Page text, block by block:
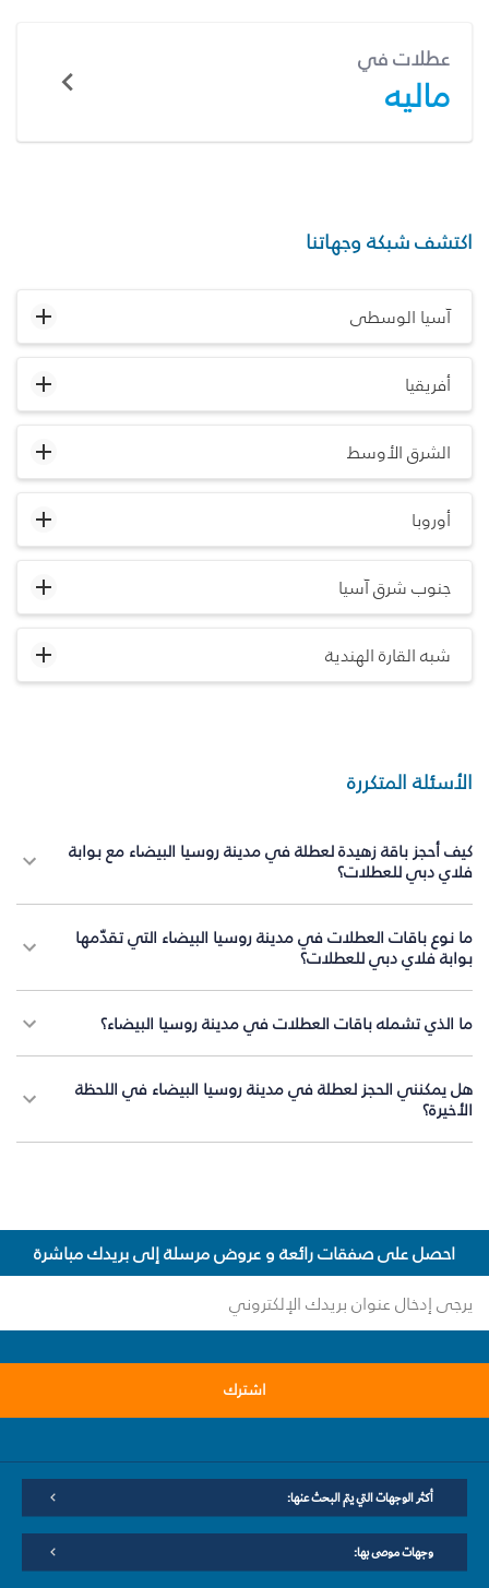
عطلات في
ماليه
اكتشف شبكة وجهاتنا
آسيا الوسطى
أفريقيا
الشرق الأوسط
أوروبا
جنوب شرق آسيا
شبه القارة الهندية
الأسئلة المتكررة
كيف أحجز باقة زهيدة لعطلة في مدينة روسيا البيضاء مع بوابة
فلاي دبي للعطلات؟
ما نوع باقات العطلات في مدينة روسيا البيضاء التي تقدّمها
بوابة فلاي دبي للعطلات؟
ما الذي تشمله باقات العطلات في مدينة روسيا البيضاء؟
هل يمكنني الحجز لعطلة في مدينة روسيا البيضاء في اللحظة
الأخيرة؟
احصل على صفقات رائعة و عروض مرسلة إلى بريدك مباشرة
اشترك
أكثر الوجهات التي يتم البحث عنها:
وجهات موصى بها: